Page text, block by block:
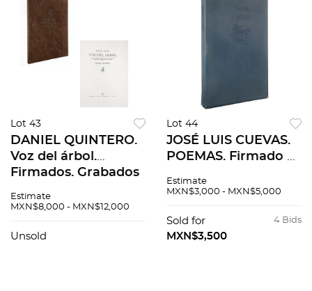
Lot 43
DANIEL QUINTERO.
Voz del árbol.
Firmados. Grabados
195. 38x27cm
40x29x3cm carpeta.
Estimate
MXN$8,000 - MXN$12,000
Unsold
Lot 44
JOSÉ LUIS CUEVAS.
POEMAS. Firmado y
Grabado 28 / 50. 25 x
18 cm carpeta
Estimate
MXN$3,000 - MXN$5,000
4 Bids
Sold for
MXN$3,500